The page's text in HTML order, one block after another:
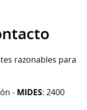
razonables para
- MIDES: 2400